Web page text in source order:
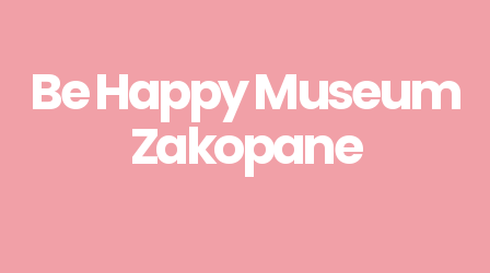
Be Happy Museum
Zakopane